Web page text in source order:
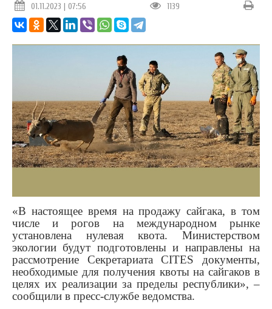
01.11.2023 | 07:56 1139
«В настоящее время на продажу сайгака, в том
числе и рогов на международном рынке
установлена нулевая квота. Министерством
экологии будут подготовлены и направлены на
рассмотрение Секретариата СІТЕЅ документы,
необходимые для получения квоты на сайгаков в
целях их реализации за пределы республики», –
сообщили в пресс-службе ведомства.